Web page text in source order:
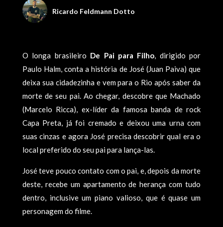
Ricardo Feldmann Dotto
O longa brasileiro De Pai para Filho, dirigido por
Paulo Halm, conta a história de José (Juan Paiva) que
deixa sua cidadezinha e vem para o Rio após saber da
morte de seu pai. Ao chegar, descobre que Machado
(Marcelo Ricca), ex-líder da famosa banda de rock
Capa Preta, já foi cremado e deixou uma urna com
suas cinzas e agora José precisa descobrir qual era o
local preferido do seu pai para lança-las.
José teve pouco contato com o pai, e, depois da morte
deste, recebe um apartamento de herança com tudo
dentro, inclusive um piano valioso, que é quase um
personagem do filme.